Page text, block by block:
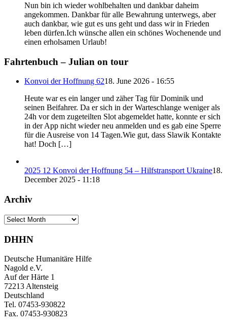
Nun bin ich wieder wohlbehalten und dankbar daheim
angekommen. Dankbar für alle Bewahrung unterwegs, aber
auch dankbar, wie gut es uns geht und dass wir in Frieden
leben dürfen.Ich wünsche allen ein schönes Wochenende und
einen erholsamen Urlaub!
Fahrtenbuch – Julian on tour
Konvoi der Hoffnung 6218. June 2026 - 16:55
Heute war es ein langer und zäher Tag für Dominik und
seinen Beifahrer. Da er sich in der Warteschlange weniger als
24h vor dem zugeteilten Slot abgemeldet hatte, konnte er sich
in der App nicht wieder neu anmelden und es gab eine Sperre
für die Ausreise von 14 Tagen.Wie gut, dass Slawik Kontakte
hat! Doch […]
2025 12 Konvoi der Hoffnung 54 – Hilfstransport Ukraine18.
December 2025 - 11:18
Archiv
Archiv
DHHN
Deutsche Humanitäre Hilfe
Nagold e.V.
Auf der Härte 1
72213 Altensteig
Deutschland
Tel. 07453-930822
Fax. 07453-930823